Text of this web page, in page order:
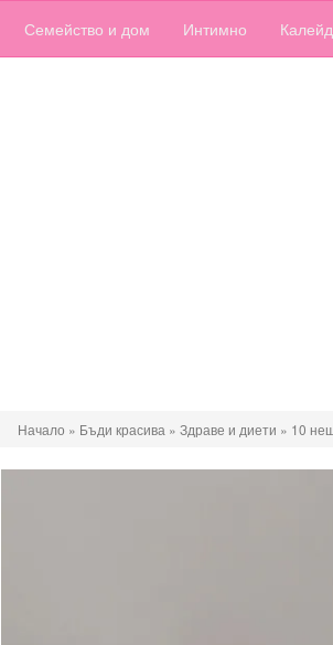
Семейство и дом Интимно
Начало » Бъди красива » Здраве и диети » 10